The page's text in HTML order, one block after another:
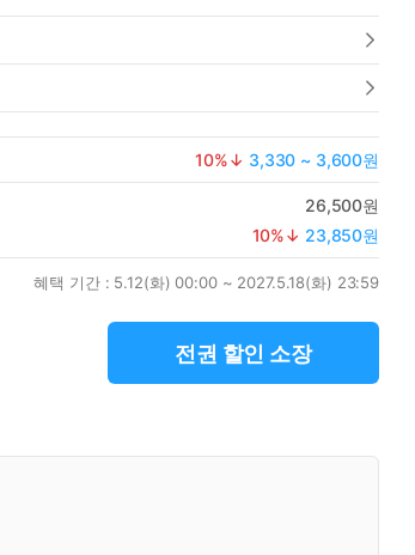
10%↓ 3,330 ~ 3,600원
26,500원
10%↓ 23,850원
혜택 기간 : 5.12(화) 00:00 ~ 2027.5.18(화) 23:59
전권 할인 소장